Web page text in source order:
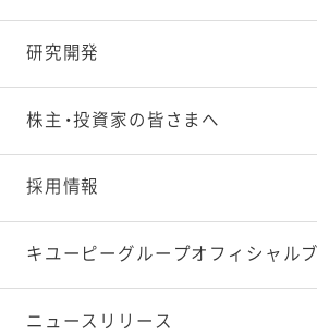
研究開発
株主・投資家の皆さまへ
採用情報
キユーピーグループオフィシャル
ニュースリリース